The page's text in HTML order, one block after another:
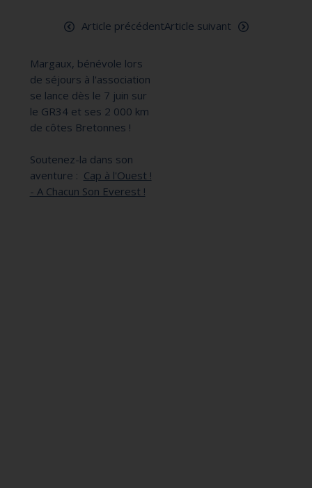
Nous soutenirArticle précédentArticle suivant
Margaux, bénévole lors
de séjours à l'association
se lance dès le 7 juin sur
le GR34 et ses 2 000 km
de côtes Bretonnes !
Soutenez-la dans son
aventure : Cap à l'Ouest !
- A Chacun Son Everest !